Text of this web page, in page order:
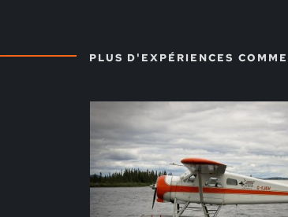
PLUS D'EXPÉRIENCES